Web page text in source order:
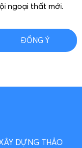
ngoại thất mới.
ĐỒNG Ý
DỰNG THẢO